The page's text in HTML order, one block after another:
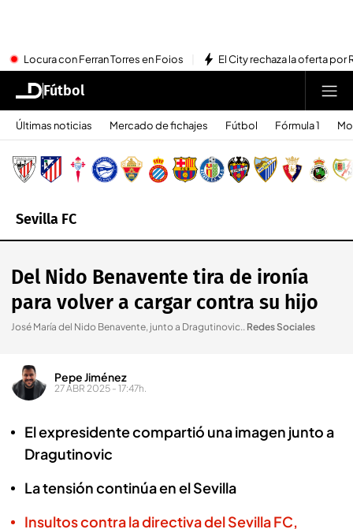
Locura con Ferran Torres en Foios El City rechaza la oferta por
Fútbol
Últimas noticias Mercado de fichajes Fútbol Fórmula 1
Sevilla FC
Del Nido Benavente tira de ironía
para volver a cargar contra su hijo
José María del Nido Benavente, junto a Dragutinovic.. Redes Sociales
Pepe Jiménez
27 ABR 2025 - 17:47h.
El expresidente compartió una imagen junto a
Dragutinovic
La tensión continúa en el Sevilla
Insultos contra la directiva del Sevilla FC,